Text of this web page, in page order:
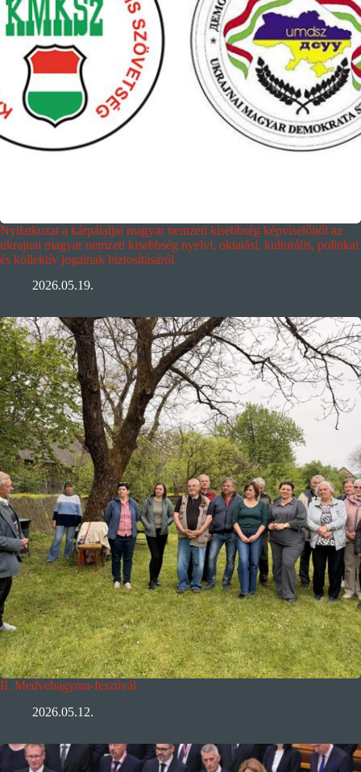
Nyilatkozat a kárpátaljai magyar nemzeti kisebbség képviselőitől az
ukrajnai magyar nemzeti kisebbség nyelvi, oktatási, kulturális, politikai
és kollektív jogainak biztosításáról
2026.05.19.
II. Medvehagyma-fesztivál
2026.05.12.